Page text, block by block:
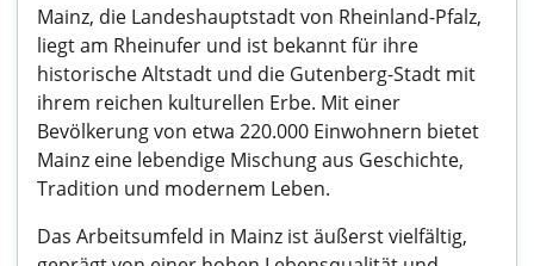
Mainz, die Landeshauptstadt von Rheinland-Pfalz,
liegt am Rheinufer und ist bekannt für ihre
historische Altstadt und die Gutenberg-Stadt mit
ihrem reichen kulturellen Erbe. Mit einer
Bevölkerung von etwa 220.000 Einwohnern bietet
Mainz eine lebendige Mischung aus Geschichte,
Tradition und modernem Leben.
Das Arbeitsumfeld in Mainz ist äußerst vielfältig,